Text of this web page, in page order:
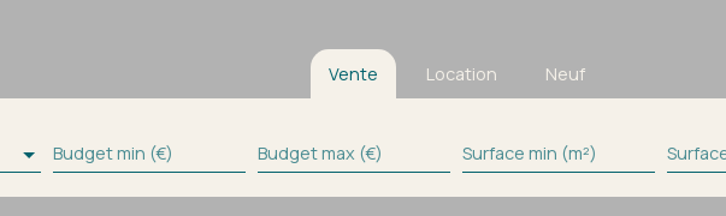
Vente Location Neuf
Budget min (€) Budget max (€) Surface min (m²)